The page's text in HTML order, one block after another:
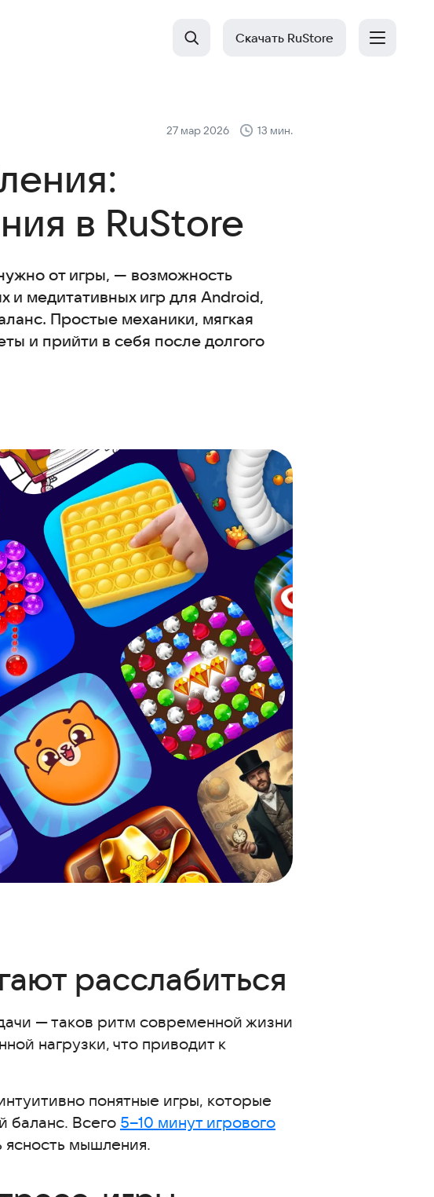
Скачать RuStore
27 мар 2026 13 мин.
в RuStore
от игры, — возможность
и медитативных игр для Android,
Простые механики, мягкая
и прийти в себя после долгого
расслабиться
— таков ритм современной жизни
нагрузки, что приводит к
понятные игры, которые
баланс. Всего 5–10 минут игрового
ясность мышления.